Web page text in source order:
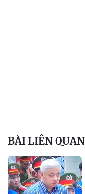
BÀI LIÊN QUAN